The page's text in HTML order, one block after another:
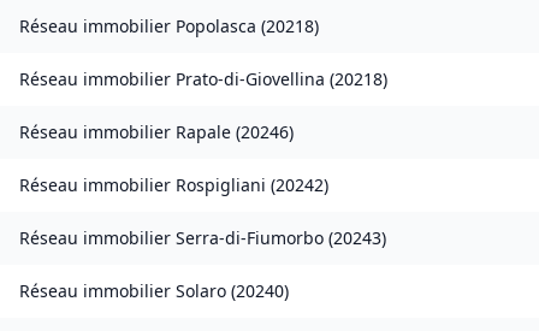
Réseau immobilier Popolasca (20218)
Réseau immobilier Prato-di-Giovellina (20218)
Réseau immobilier Rapale (20246)
Réseau immobilier Rospigliani (20242)
Réseau immobilier Serra-di-Fiumorbo (20243)
Réseau immobilier Solaro (20240)